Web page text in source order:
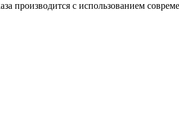
производится с использованием